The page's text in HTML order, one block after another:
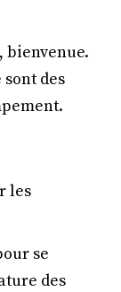
bienvenue.
des
les
se
des